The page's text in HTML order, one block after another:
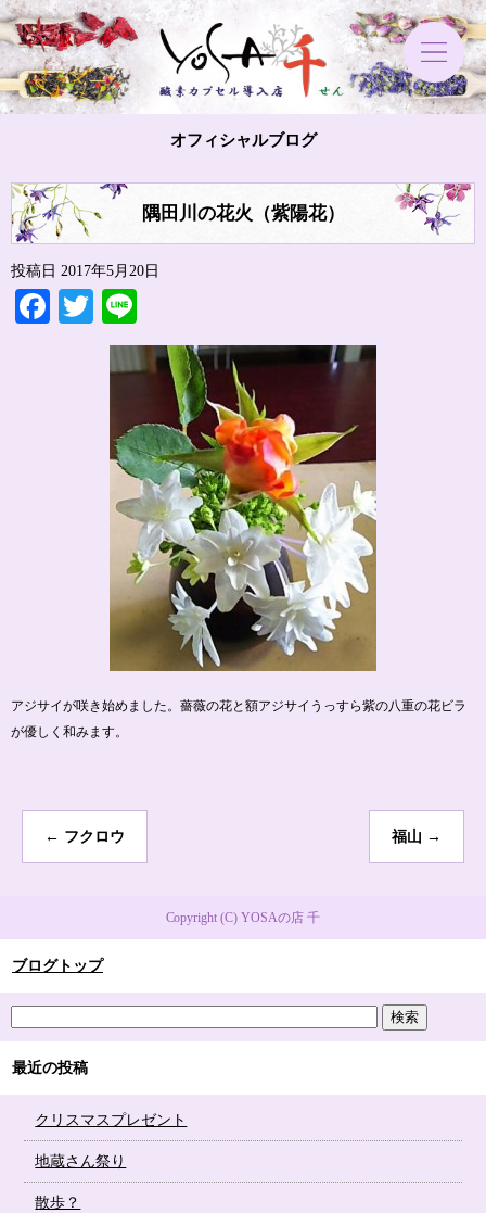
オフィシャルブログ
隅田川の花火（紫陽花）
投稿日 2017年5月20日
Facebook
Twitter
アジサイが咲き始めました。薔薇の花と額アジサイうっすら紫の八重の花ビラ
が優しく和みます。
← フクロウ 福山 →
Copyright (C) YOSAの店 千
ブログトップ
最近の投稿
クリスマスプレゼント
地蔵さん祭り
散歩？